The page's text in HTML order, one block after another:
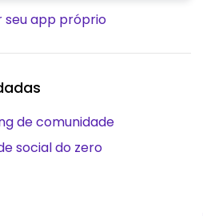
seu app próprio
de comunidade
social do zero